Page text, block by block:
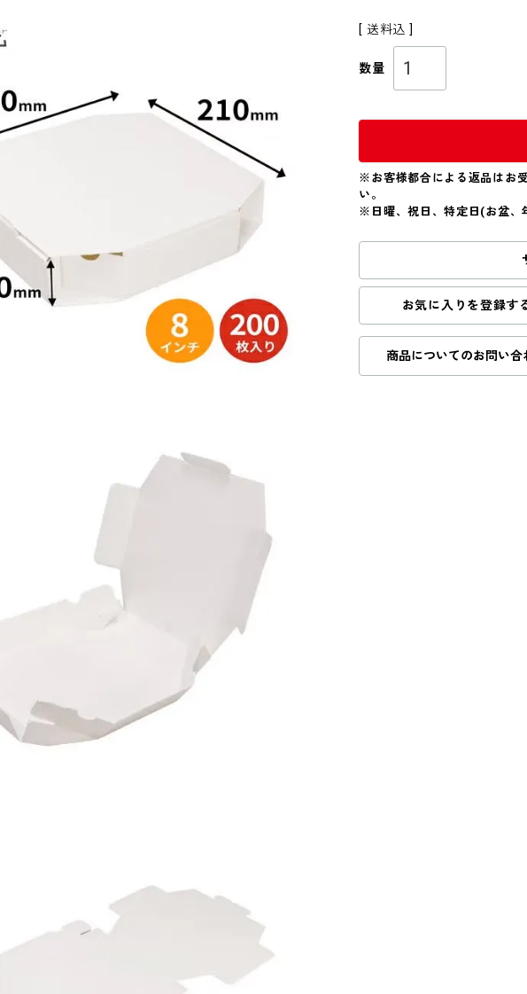
送料込
※お客様都合による返品はお
い。
※日曜、祝日、特定日(お盆、
お気に入りを登録す
商品についてのお問い合